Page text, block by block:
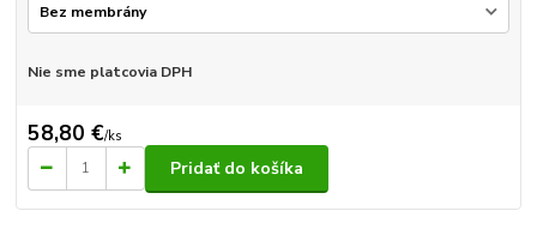
Nie sme platcovia DPH
58,80 €/ks
Pridať do košíka